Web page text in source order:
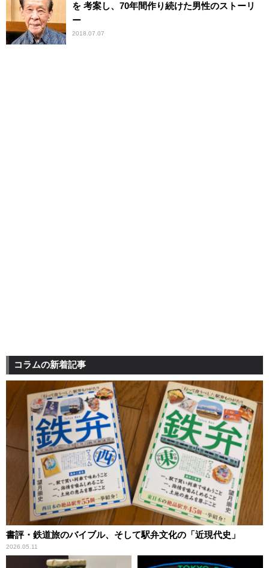
を 考案し、70年間作り続けた男性のストーリ
ー
2018.07.07
コラムの新着記事
書評・鉄道旅のバイブル、そして駅弁文化の「近現代史」
2026.05.11